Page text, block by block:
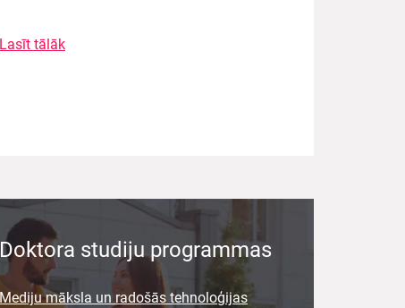
Lasīt tālāk
Doktora studiju programmas
Mediju māksla un radošās tehnoloģijas